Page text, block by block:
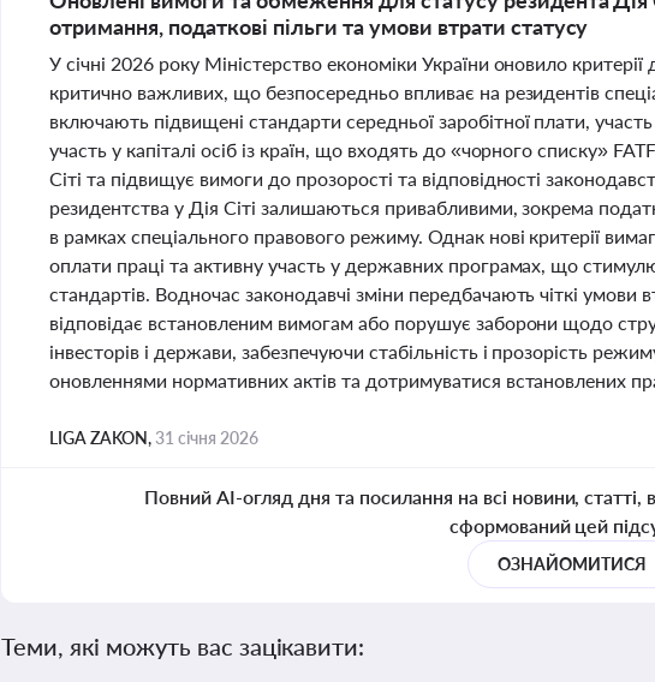
отримання, податкові пільги та умови втрати статусу
У січні 2026 року Міністерство економіки України оновило
критично важливих, що безпосередньо впливає на резидентів
включають підвищені стандарти середньої заробітної плати,
участь у капіталі осіб із країн, що входять до «чорного списку»
Сіті та підвищує вимоги до прозорості та відповідності
резидентства у Дія Сіті залишаються привабливими, зокрема
в рамках спеціального правового режиму. Однак нові критерії
оплати праці та активну участь у державних програмах, що
стандартів. Водночас законодавчі зміни передбачають чіткі
відповідає встановленим вимогам або порушує заборони щодо
інвесторів і держави, забезпечуючи стабільність і прозорість
оновленнями нормативних актів та дотримуватися встановлених
LIGA ZAKON,31 січня 2026
Повний AI-огляд дня та посилання на всі новини, статті,
сформований цей
ОЗНАЙОМИТИСЯ
Теми, які можуть вас зацікавити: